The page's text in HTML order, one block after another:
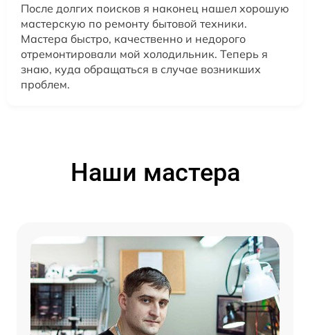
После долгих поисков я наконец нашел хорошую
мастерскую по ремонту бытовой техники.
Мастера быстро, качественно и недорого
отремонтировали мой холодильник. Теперь я
знаю, куда обращаться в случае возникших
проблем.
Наши мастера